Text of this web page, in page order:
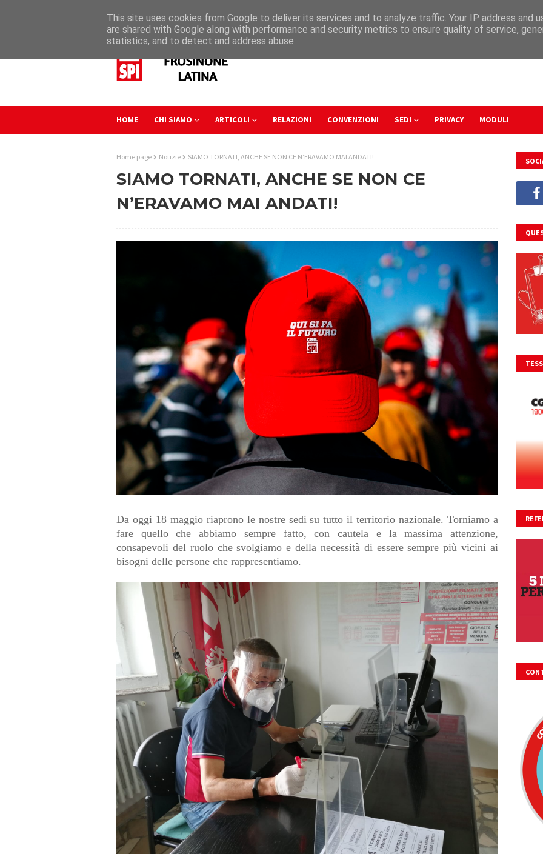
HOME CHI SIAMO ARTICOLI RELAZIONI CONVENZIONI SEDI PRIVACY MODULI
Home page Notizie SIAMO TORNATI, ANCHE SE NON CE N’ERAVAMO MAI ANDATI!
SIAMO TORNATI, ANCHE SE NON CE
N’ERAVAMO MAI ANDATI!
Da oggi 18 maggio riaprono le nostre sedi su tutto il territorio nazionale.Torniamo a
fare quello che abbiamo sempre fatto, con cautela e la massima attenzione,
consapevoli del ruolo che svolgiamo e della necessità di essere sempre più vicini ai
bisogni delle persone che rappresentiamo.
NO
This site uses cookies from Google to deliver its services and to analyze traffic. Your IP address and
are shared with Google along with performance and security metrics to ensure quality of service,
statistics, and to detect and address abuse.